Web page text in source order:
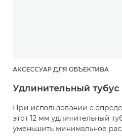
АКСЕССУАР ДЛЯ ОБЪЕКТИВА
Удлинительный тубус
При использовании с
этот 12 мм удлинительный
уменьшить минимальное